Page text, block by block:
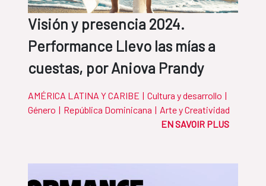
Visión y presencia 2024.
Performance Llevo las mías a
cuestas, por Aniova Prandy
AMÉRICA LATINA Y CARIBE | Cultura y desarrollo |
Género | República Dominicana | Arte y Creatividad
EN SAVOIR PLUS